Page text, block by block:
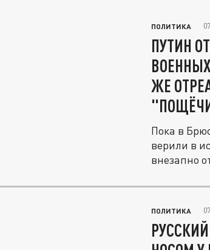
ПОЛИТИКА
ПУТИН
ЖЕ
Пока в
верили в
внезапно
ПОЛИТИКА